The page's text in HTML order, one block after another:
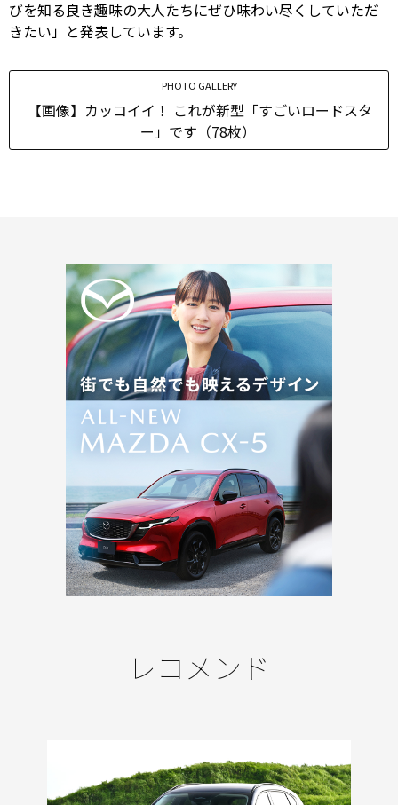
びを知る良き趣味の大人たちにぜひ味わい尽くしていただ
きたい」と発表しています。
PHOTO GALLERY
【画像】カッコイイ！ これが新型「すごいロードスタ
ー」です（78枚）
レコメンド